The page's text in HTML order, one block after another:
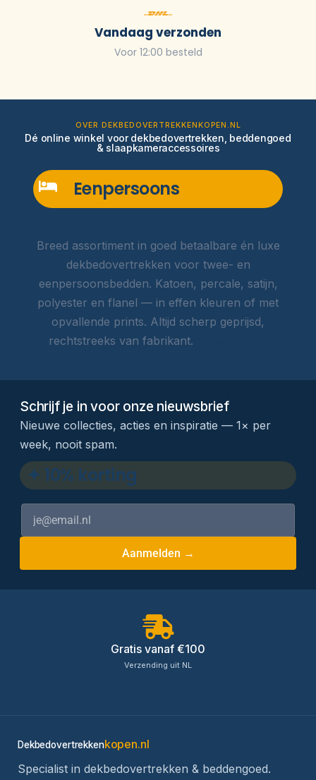
Vandaag verzonden
Voor 12:00 besteld
OVER DEKBEDOVERTREKKENKOPEN.NL
Dé online winkel voor dekbedovertrekken, beddengoed
& slaapkameraccessoires
Eenpersoons
Breed assortiment in goed betaalbare én luxe
dekbedovertrekken voor twee- en
eenpersoonsbedden. Katoen, percale, satijn,
polyester en flanel — in effen kleuren of met
opvallende prints. Altijd scherp geprijsd,
rechtstreeks van fabrikant.
Schrijf je in voor onze nieuwsbrief
Nieuwe collecties, acties en inspiratie — 1× per
week, nooit spam.
✦ 10% korting
Aanmelden →
Gratis vanaf €100
Verzending uit NL
Dekbedovertrekkenkopen.nl
Specialist in dekbedovertrekken & beddengoed.